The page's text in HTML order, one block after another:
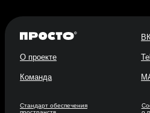
О проекте
Команда
Стандарт обеспечения